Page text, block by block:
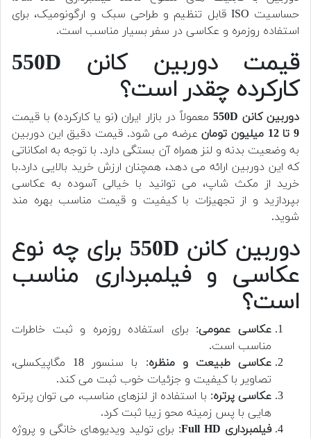
حساسیت ISO قابل تنظیم و طراحی سبک و ارگونومیک، برای
استفاده روزمره و عکاسی در سفر بسیار مناسب است.
قیمت دوربین کانن 550D
کارکرده چقدر است؟
دوربین کانن 550D
معمولاً در بازار ایران (نو یا کارکرده) با قیمت
9 تا 12 میلیون تومان
عرضه می شود. قیمت دقیق این دوربین
به وضعیت بدنه و لنز همراه آن بستگی دارد. با توجه به امکاناتی
که این دوربین ارائه می دهد، همچنان ارزش خرید بالایی دارد.با
خرید از مکث شاپ، می توانید با خیالی آسوده به عکاسی
بپردازید و از تجهیزات با کیفیت و قیمت مناسب بهره مند
شوید.
دوربین کانن 550D برای چه نوع
عکاسی و فیلمبرداری مناسب
است؟
عکاسی عمومی: برای استفاده روزمره و ثبت خاطرات
مناسب است.
عکاسی طبیعت و منظره
: با سنسور 18 مگاپیکسلی،
تصاویر با کیفیت و جزئیات خوب ثبت می کند.
عکاسی پرتره: با استفاده از لنزهای مناسب، می توان پرتره
هایی با پس زمینه محو زیبا ثبت کرد.
فیلمبرداری Full HD
: برای تولید ویدیوهای خانگی و پروژه